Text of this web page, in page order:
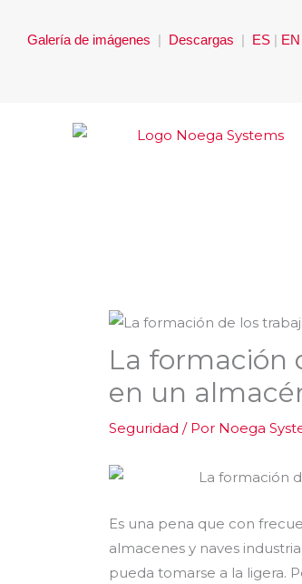
Galería de imágenes | Descargas | ES | EN
La formación
en un
Seguridad / Por Noega
Es una pena que con
almacenes y naves
pueda tomarse a la ligera.